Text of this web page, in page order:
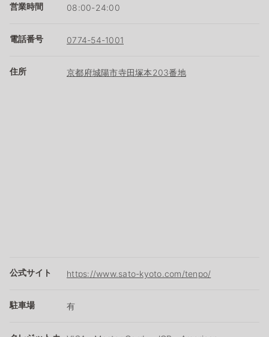
営業時間 08:00-24:00
電話番号 0774-54-1001
住所 京都府城陽市寺田塚本203番地
公式サイト https://www.sato-kyoto.com/tenpo/
駐車場 有